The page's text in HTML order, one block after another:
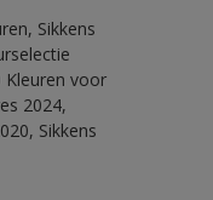
Sikkens
Kleuren voor
2024,
Sikkens